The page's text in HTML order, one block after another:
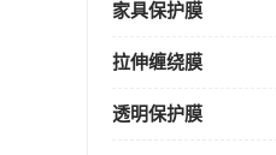
家具保护膜
拉伸缠绕膜
透明保护膜